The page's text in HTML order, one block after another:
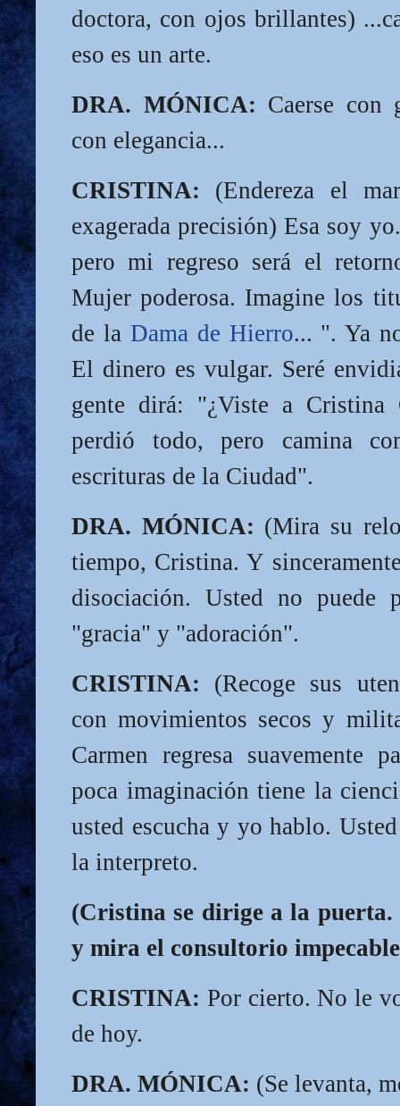
doctora, con ojos brillantes)
eso es un arte.
DRA. MÓNICA: Caerse con
con elegancia...
CRISTINA: (Endereza el
exagerada precisión) Esa soy
pero mi regreso será el
Mujer poderosa. Imagine los
de la Dama de Hierro... ". Ya
El dinero es vulgar. Seré
gente dirá: "¿Viste a Cristina
perdió todo, pero camina
escrituras de la Ciudad".
DRA. MÓNICA: (Mira su
tiempo, Cristina. Y
disociación. Usted no puede
"gracia" y "adoración".
CRISTINA: (Recoge sus
con movimientos secos y
Carmen regresa suavemente
poca imaginación tiene la
usted escucha y yo hablo.
la interpreto.
(Cristina se dirige a la puerta.
y mira el consultorio
CRISTINA: Por cierto. No le
de hoy.
DRA. MÓNICA: (Se levanta,